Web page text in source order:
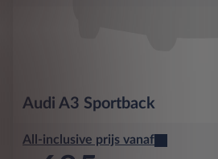
Audi A3 Sportback
All-inclusive prijs vanaf